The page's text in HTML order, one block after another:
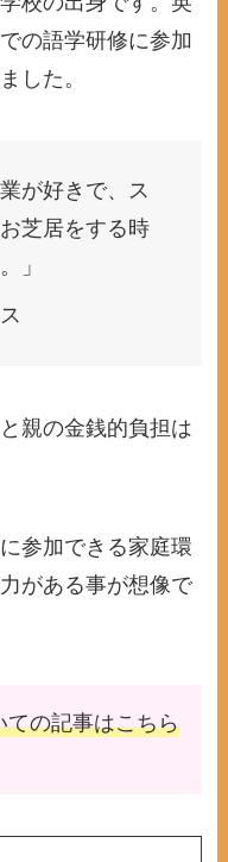
の語学研修に参加
した。
が好きで、ス
芝居をする時
」
親の金銭的負担は
参加できる家庭環
がある事が想像で
ての記事はこちら